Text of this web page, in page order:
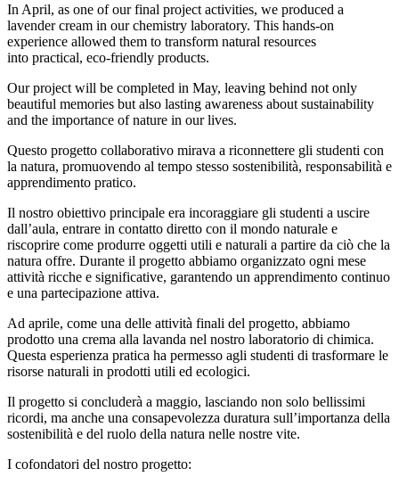
In April, as one of our final project activities, we produced a
lavender cream in our chemistry laboratory. This hands-on
experience allowed them to transform natural resources
into practical, eco-friendly products.
Our project will be completed in May, leaving behind not only
beautiful memories but also lasting awareness about sustainability
and the importance of nature in our lives.
Questo progetto collaborativo mirava a riconnettere gli studenti con
la natura, promuovendo al tempo stesso sostenibilità, responsabilità e
apprendimento pratico.
Il nostro obiettivo principale era incoraggiare gli studenti a uscire
dall’aula, entrare in contatto diretto con il mondo naturale e
riscoprire come produrre oggetti utili e naturali a partire da ciò che la
natura offre. Durante il progetto abbiamo organizzato ogni mese
attività ricche e significative, garantendo un apprendimento continuo
e una partecipazione attiva.
Ad aprile, come una delle attività finali del progetto, abbiamo
prodotto una crema alla lavanda nel nostro laboratorio di chimica.
Questa esperienza pratica ha permesso agli studenti di trasformare le
risorse naturali in prodotti utili ed ecologici.
Il progetto si concluderà a maggio, lasciando non solo bellissimi
ricordi, ma anche una consapevolezza duratura sull’importanza della
sostenibilità e del ruolo della natura nelle nostre vite.
I cofondatori del nostro progetto: